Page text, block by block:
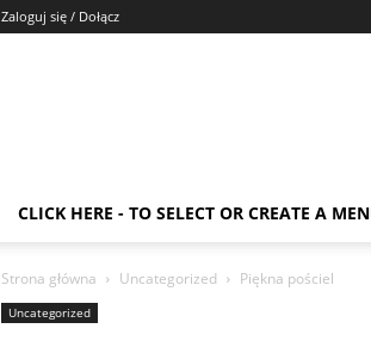
Zaloguj się / Dołącz
CLICK HERE - TO SELECT OR CREATE A
Strona główna Uncategorized Piękna pościel
Uncategorized